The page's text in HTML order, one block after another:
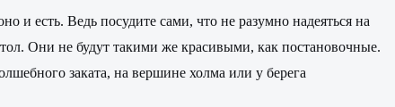
есть. Ведь посудите сами, что не разумно надеяться на
Они не будут такими же красивыми, как постановочные.
заката, на вершине холма или у берега